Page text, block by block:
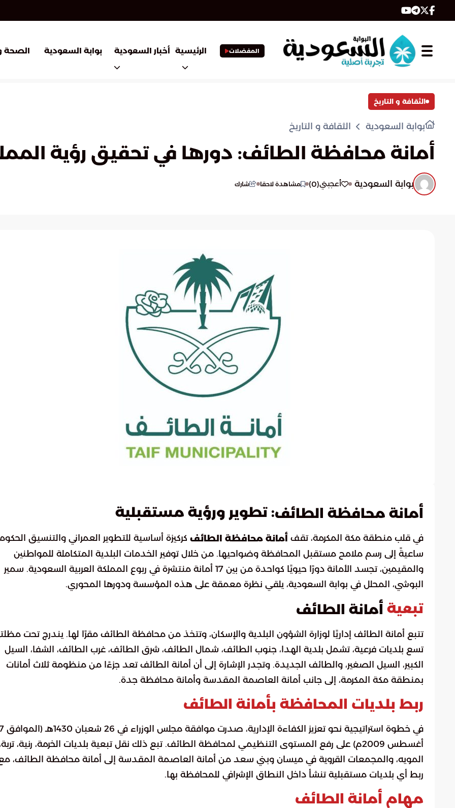
المفضلات الرئيسية أخبار السعودية بوابة السعودية الصحة
الثقافة و التاريخ
بوابة السعودية الثقافة و التاريخ
أمانة محافظة الطائف: دورها في تحقيق رؤية المملكة
بوابة السعودية أعجبني(
0
) مشاهدة لاحقا شارك
أمانة محافظة الطائف: تطوير ورؤية مستقبلية
في قلب منطقة مكة المكرمة، تقف أمانة محافظة الطائف كركيزة أساسية للتطوير العمراني والتنسيق
ساعيةً إلى رسم ملامح مستقبل المحافظة وضواحيها. من خلال توفير الخدمات البلدية المتكاملة للمواطنين
والمقيمين، تجسد الأمانة دورًا حيويًا كواحدة من بين 17 أمانة منتشرة في ربوع المملكة العربية السعودية. سمير
البوشي، المحلل في بوابة السعودية، يلقي نظرة معمقة على هذه المؤسسة ودورها المحوري.
تبعية أمانة الطائف
تتبع أمانة الطائف إداريًا لوزارة الشؤون البلدية والإسكان، وتتخذ من محافظة الطائف مقرًا لها. يندرج تحت
تسع بلديات فرعية، تشمل بلدية الهدا، جنوب الطائف، شمال الطائف، شرق الطائف، غرب الطائف، الشفا، السيل
الكبير، السيل الصغير، والطائف الجديدة. وتجدر الإشارة إلى أن أمانة الطائف تعد جزءًا من منظومة ثلاث أمانات
بمنطقة مكة المكرمة، إلى جانب أمانة العاصمة المقدسة وأمانة محافظة جدة.
ربط بلديات المحافظة بأمانة الطائف
في خطوة استراتيجية نحو تعزيز
أغسطس 2009م) على رفع المستوى التنظيمي لمحافظة الطائف. تبع ذلك نقل تبعية بلديات الخرمة، رنية،
المويه، والمجمعات القروية في ميسان وبني سعد من أمانة العاصمة المقدسة إلى أمانة محافظة الطائف،
ربط أي بلديات مستقبلية تنشأ داخل النطاق الإشرافي للمحافظة بها.
مهام أمانة الطائف